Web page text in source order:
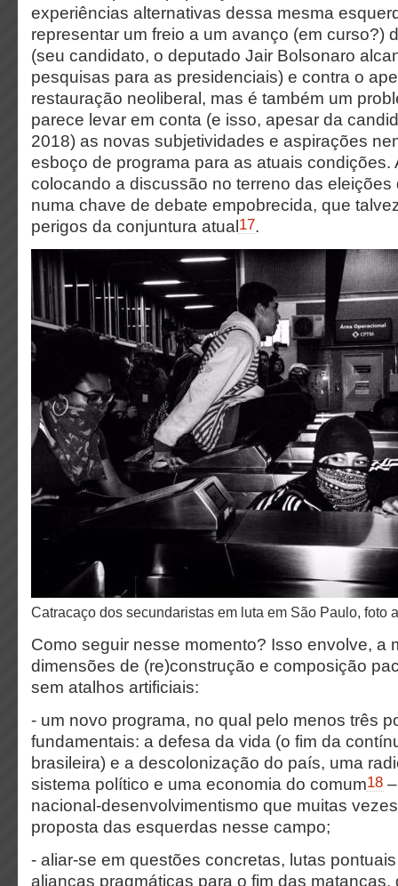
experiências alternativas dessa mesma
representar um freio a um avanço (em curso?)
(seu candidato, o deputado Jair Bolsonaro
pesquisas para as presidenciais) e contra o
restauração neoliberal, mas é também um
parece levar em conta (e isso, apesar da
2018) as novas subjetividades e aspirações
esboço de programa para as atuais condições.
colocando a discussão no terreno das eleições
numa chave de debate empobrecida, que
perigos da conjuntura atual 17.
catracaço dos secundaristas em luta em São Paulo, foto
Como seguir nesse momento? Isso envolve, a
dimensões de (re)construção e composição
sem atalhos artificiais:
- um novo programa, no qual pelo menos três
fundamentais: a defesa da vida (o fim da
brasileira) e a descolonização do país, uma
sistema político e uma economia do comum18
nacional-desenvolvimentismo que muitas
proposta das esquerdas nesse campo;
- aliar-se em questões concretas, lutas
alianças pragmáticas para o fim das matanças,